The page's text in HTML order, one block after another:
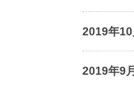
2019年10
2019年9